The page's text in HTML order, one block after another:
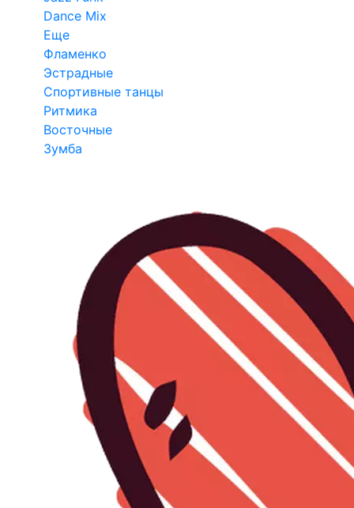
Dance Mix
Еще
Фламенко
Эстрадные
Спортивные танцы
Ритмика
Восточные
Зумба